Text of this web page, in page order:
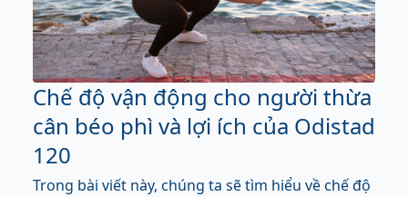
Chế độ vận động cho người thừa
cân béo phì và lợi ích của Odistad
120
Trong bài viết này, chúng ta sẽ tìm hiểu về chế độ